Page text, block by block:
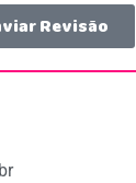
Revisão